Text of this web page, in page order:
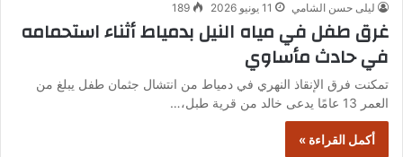
ليلى حسن الشامي 11 يونيو 2026 189
غرق طفل في مياه النيل بدمياط أثناء استحمامه
في حادث مأساوي
تمكنت فرق الإنقاذ النهري في دمياط من انتشال جثمان طفل يبلغ من
العمر 13 عامًا يدعى خالد من قرية طبل،…
أكمل القراءة »